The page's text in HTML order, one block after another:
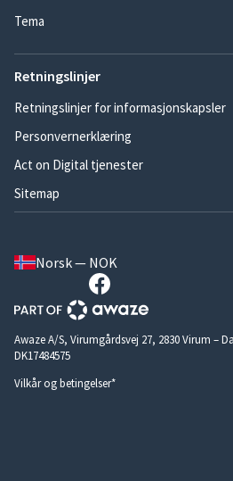
Tema
Retningslinjer
Retningslinjer for informasjonskapsler
Personvernerklæring
Act on Digital tjenester
Sitemap
Norsk — NOK
Awaze A/S, Virumgårdsvej 27, 2830 Virum –
DK17484575
Vilkår og betingelser*